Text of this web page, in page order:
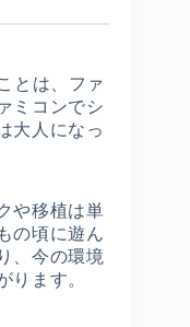
とは、ファ
ミコンでシ
大人になっ
や移植は単
の頃に遊ん
、今の環境
ります。